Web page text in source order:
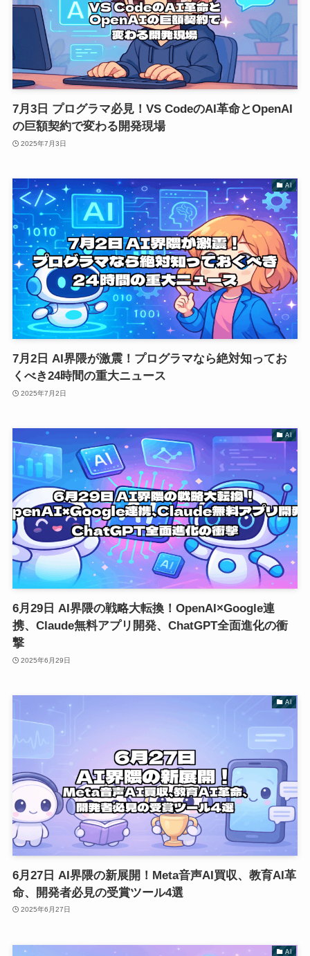
7月3日 プログラマ必見！VS CodeのAI革命とOpenAI
の巨額契約で変わる開発現場
2025年7月3日
AI
7月2日 AI界隈が激震！プログラマなら絶対知ってお
くべき24時間の重大ニュース
2025年7月2日
AI
6月29日 AI界隈の戦略大転換！OpenAI×Google連
携、Claude無料アプリ開発、ChatGPT全面進化の衝
撃
2025年6月29日
AI
6月27日 AI界隈の新展開！Meta音声AI買収、教育AI革
命、開発者必見の受賞ツール4選
2025年6月27日
AI